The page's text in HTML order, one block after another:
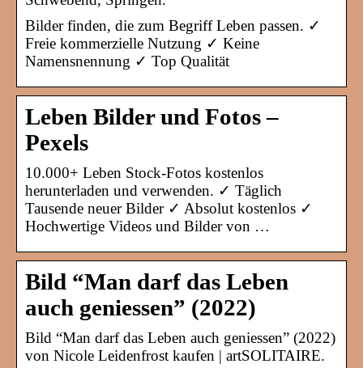
Bilder finden, die zum Begriff Leben passen. ✓
Freie kommerzielle Nutzung ✓ Keine
Namensnennung ✓ Top Qualität
Leben Bilder und Fotos –
Pexels
10.000+ Leben Stock-Fotos kostenlos
herunterladen und verwenden. ✓ Täglich
Tausende neuer Bilder ✓ Absolut kostenlos ✓
Hochwertige Videos und Bilder von …
Bild “Man darf das Leben
auch geniessen” (2022)
Bild “Man darf das Leben auch geniessen” (2022)
von Nicole Leidenfrost kaufen | artSOLITAIRE.